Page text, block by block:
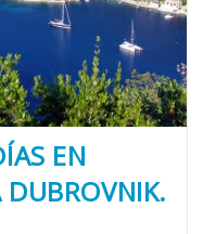
EN
DUBROVNIK.